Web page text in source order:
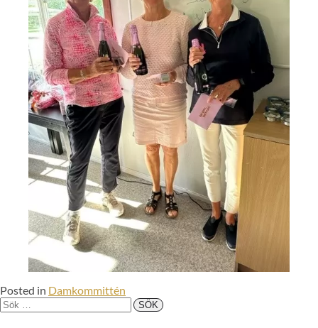
Posted in Damkommittén